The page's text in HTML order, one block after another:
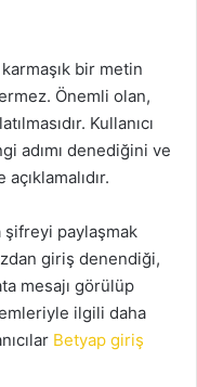
bir metin
Önemli olan,
Kullanıcı
adımı denediğini ve
şifreyi paylaşmak
giriş denendiği,
mesajı görülüp
ilgili daha
Betyap giriş